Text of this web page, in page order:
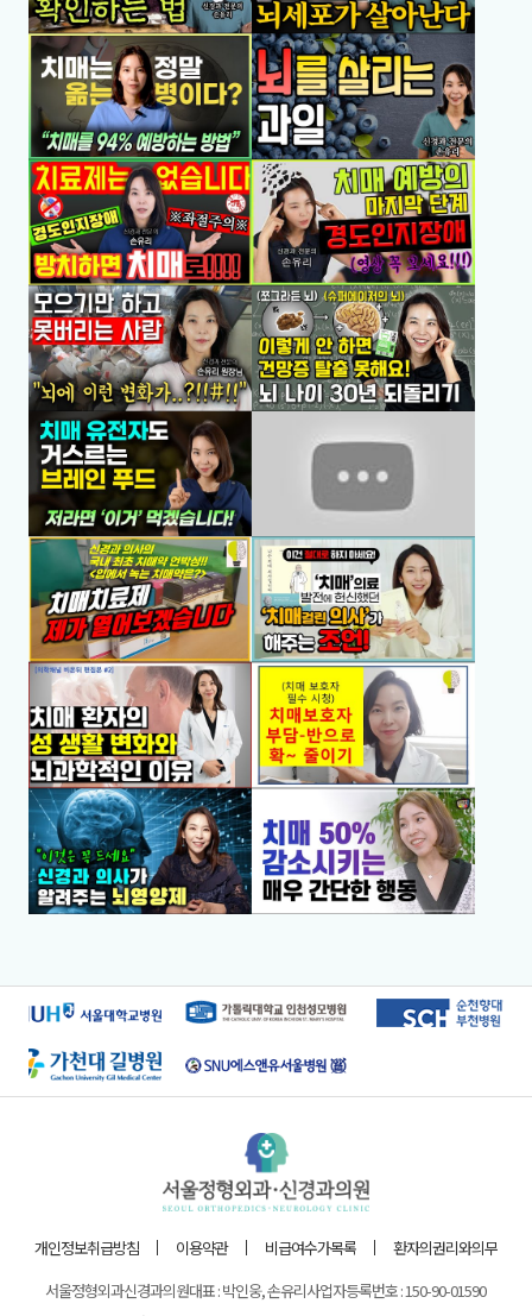
개인정보취급방침 이용약관 비급여수가목록
환자의권리와의무
서울정형외과신경과의원대표 : 박인웅, 손유리사업자등록번호 : 150-90-01590